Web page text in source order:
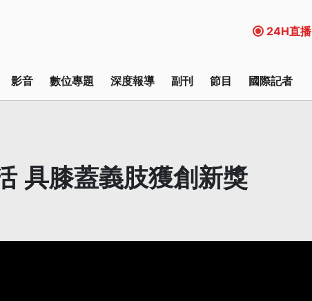
24H直播
影音 數位專題 深度報導 副刊 節目 國際記者
具膝蓋義肢獲創新獎